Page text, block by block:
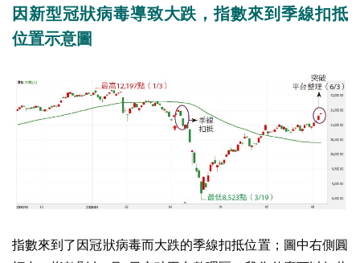
因新型冠狀病毒導致大跌，指數來到季線扣抵
位置示意圖
指數來到了因冠狀病毒而大跌的季線扣抵位置；圖中右側圓